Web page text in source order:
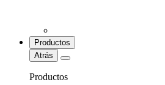
Productos
Atrás
Productos